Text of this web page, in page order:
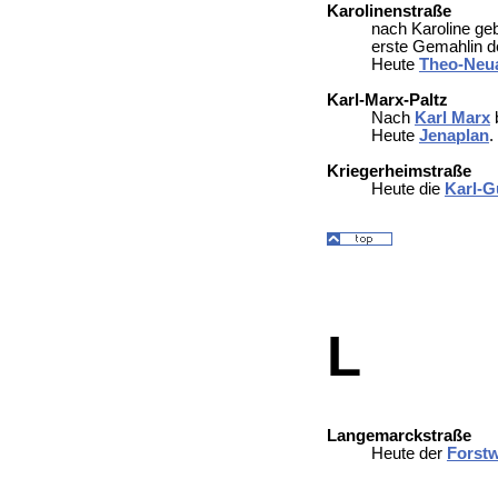
Karolinenstraße
nach Karoline
erste Gemahlin
Heute Theo-
Karl-Marx-Paltz
Nach Karl Marx
Heute Jenaplan.
Kriegerheimstraße
Heute die Karl-
L
Langemarckstraße
Heute der